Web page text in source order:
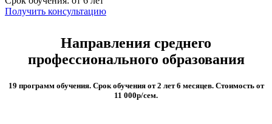
Получить консультацию
Направления среднего
профессионального образования
19 программ обучения. Срок обучения от 2 лет 6 месяцев. Стоимость от
11 000р/сем.